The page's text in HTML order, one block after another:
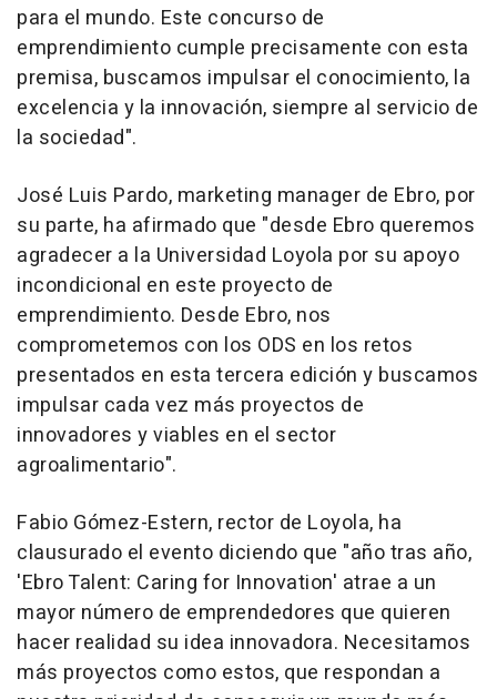
para el mundo. Este concurso de
emprendimiento cumple precisamente con esta
premisa, buscamos impulsar el conocimiento, la
excelencia y la innovación, siempre al servicio de
la sociedad".
José Luis Pardo, marketing manager de Ebro, por
su parte, ha afirmado que "desde Ebro queremos
agradecer a la Universidad Loyola por su apoyo
incondicional en este proyecto de
emprendimiento. Desde Ebro, nos
comprometemos con los ODS en los retos
presentados en esta tercera edición y buscamos
impulsar cada vez más proyectos de
innovadores y viables en el sector
agroalimentario".
Fabio Gómez-Estern, rector de Loyola, ha
clausurado el evento diciendo que "año tras año,
'Ebro Talent: Caring for Innovation' atrae a un
mayor número de emprendedores que quieren
hacer realidad su idea innovadora. Necesitamos
más proyectos como estos, que respondan a